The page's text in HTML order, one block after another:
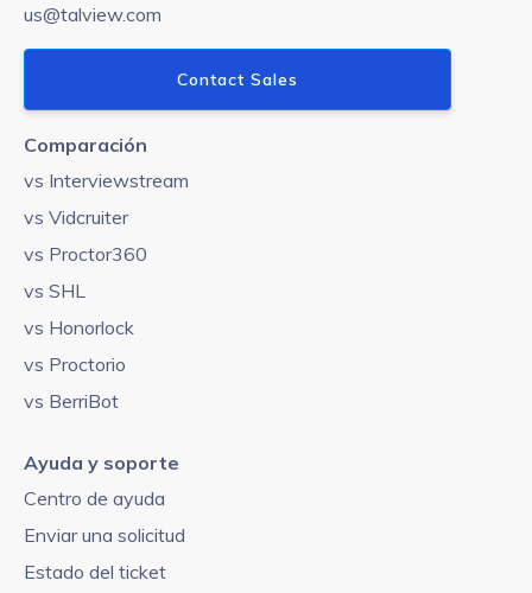
us@talview.com
Contact Sales
Comparación
vs Interviewstream
vs Vidcruiter
vs Proctor360
vs SHL
vs Honorlock
vs Proctorio
vs BerriBot
Ayuda y soporte
Centro de ayuda
Enviar una solicitud
Estado del ticket